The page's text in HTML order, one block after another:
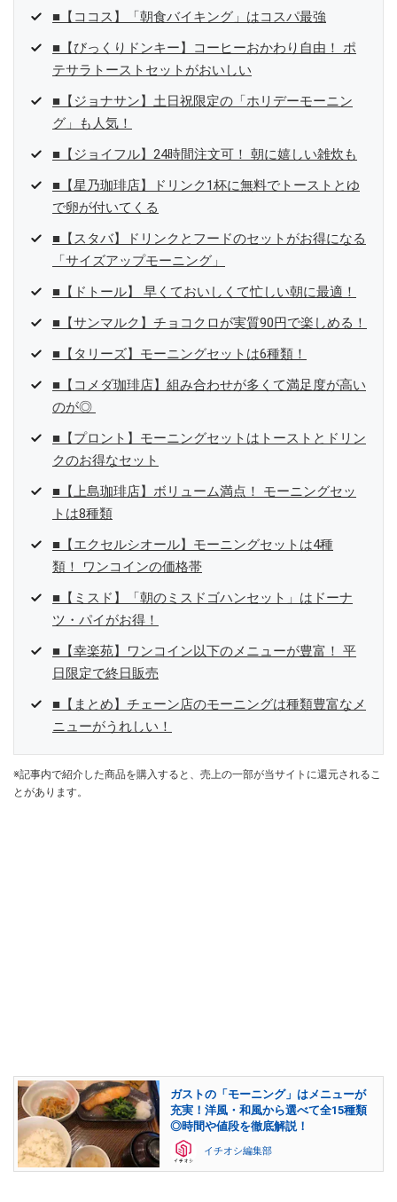
■【ココス】「朝食バイキング」はコスパ最強
■【びっくりドンキー】コーヒーおかわり自由！ ポ
テサラトーストセットがおいしい
■【ジョナサン】土日祝限定の「ホリデーモーニン
グ」も人気！
■【ジョイフル】24時間注文可！ 朝に嬉しい雑炊も
■【星乃珈琲店】ドリンク1杯に無料でトーストとゆ
で卵が付いてくる
■【スタバ】ドリンクとフードのセットがお得になる
「サイズアップモーニング」
■【ドトール】 早くておいしくて忙しい朝に最適！
■【サンマルク】チョコクロが実質90円で楽しめる！
■【タリーズ】モーニングセットは6種類！
■【コメダ珈琲店】組み合わせが多くて満足度が高い
のが◎
■【プロント】モーニングセットはトーストとドリン
クのお得なセット
■【上島珈琲店】ボリューム満点！ モーニングセッ
トは8種類
■【エクセルシオール】モーニングセットは4種
類！ ワンコインの価格帯
■【ミスド】「朝のミスドゴハンセット」はドーナ
ツ・パイがお得！
■【幸楽苑】ワンコイン以下のメニューが豊富！ 平
日限定で終日販売
■【まとめ】チェーン店のモーニングは種類豊富なメ
ニューがうれしい！
※記事内で紹介した商品を購入すると、売上の一部が当サイトに還元されるこ
とがあります。
ガストの「モーニング」はメニューが
充実！洋風・和風から選べて全15種類
◎時間や値段を徹底解説！
イチオシ編集部